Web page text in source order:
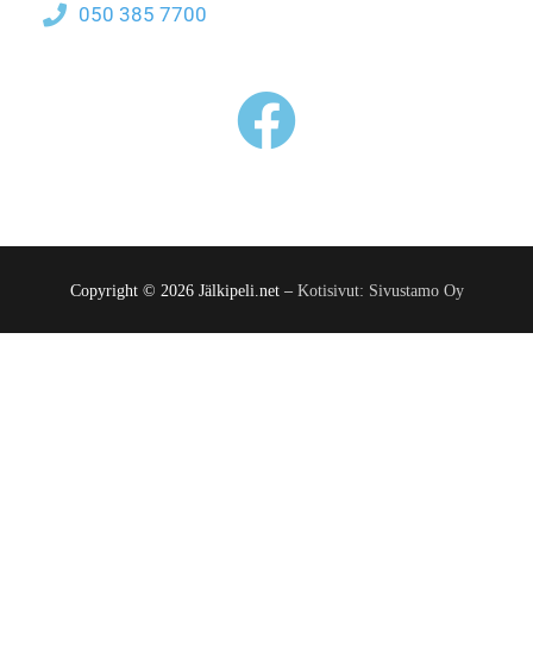
050 385 7700
Copyright © 2026 Jälkipeli.net – Kotisivut: Sivustamo Oy